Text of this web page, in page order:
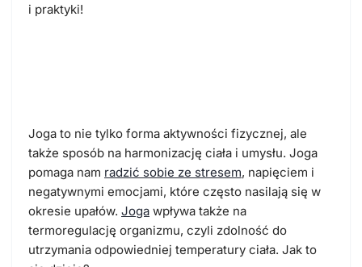
i praktyki!
Joga to nie tylko forma aktywności fizycznej, ale
także sposób na harmonizację ciała i umysłu. Joga
pomaga nam radzić sobie ze stresem, napięciem i
negatywnymi emocjami, które często nasilają się w
okresie upałów. Joga wpływa także na
termoregulację organizmu, czyli zdolność do
utrzymania odpowiedniej temperatury ciała. Jak to